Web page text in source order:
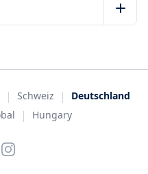
| Schweiz | Deutschland
| Hungary
Instagram